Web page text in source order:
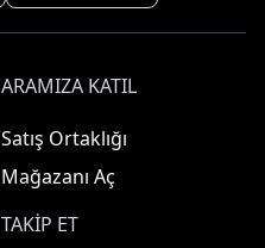
ARAMIZA KATIL
Satış Ortaklığı
Mağazanı Aç
TAKIP ET